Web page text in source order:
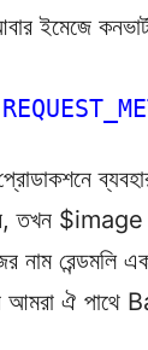
ইমেজে
তখন
রেন্ডমলি
ঐ পাথে